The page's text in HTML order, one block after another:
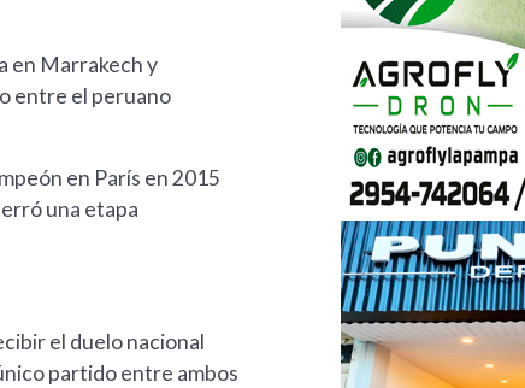
en Marrakech y
entre el peruano
en París en 2015
una etapa
el duelo nacional
partido entre ambos